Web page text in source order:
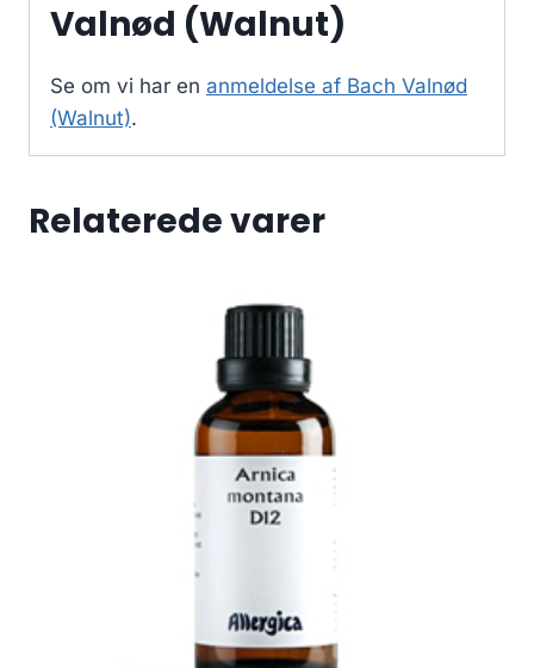
Valnød (Walnut)
Se om vi har en anmeldelse af Bach Valnød
(Walnut).
Relaterede varer